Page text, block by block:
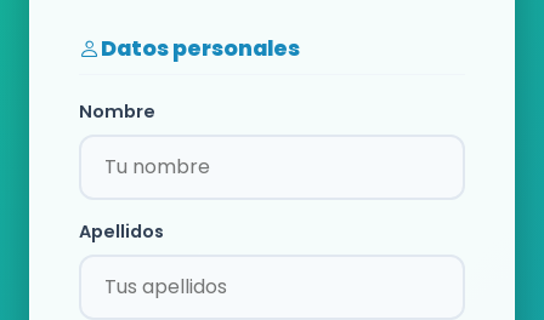
Datos personales
Nombre
Apellidos